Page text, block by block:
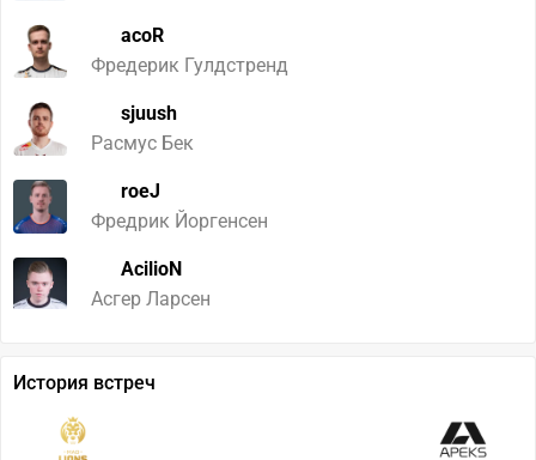
acoR
Фредерик Гулдстренд
sjuush
Расмус Бек
roeJ
Фредрик Йоргенсен
AcilioN
Асгер Ларсен
История встреч